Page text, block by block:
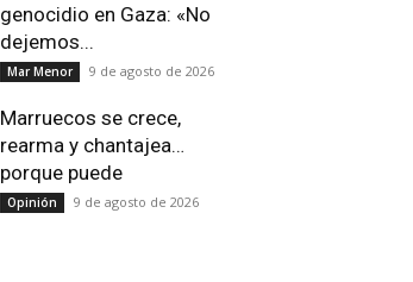
Impresión Telegram
genocidio en Gaza: «No
dejemos...
Mar Menor 9 de agosto de 2026
Marruecos se crece,
rearma y chantajea…
porque puede
Opinión 9 de agosto de 2026